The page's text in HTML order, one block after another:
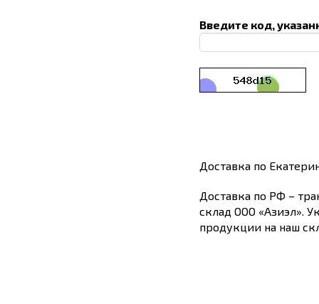
Введите код,
Доставка по
Доставка по РФ –
склад ООО «Азиэл».
продукции на наш